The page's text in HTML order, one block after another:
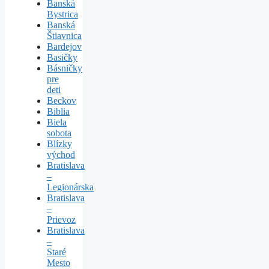
Banská
Bystrica
Banská
Štiavnica
Bardejov
Basičky
Básničky
pre
deti
Beckov
Biblia
Biela
sobota
Blízky
východ
Bratislava
–
Legionárska
Bratislava
–
Prievoz
Bratislava
–
Staré
Mesto